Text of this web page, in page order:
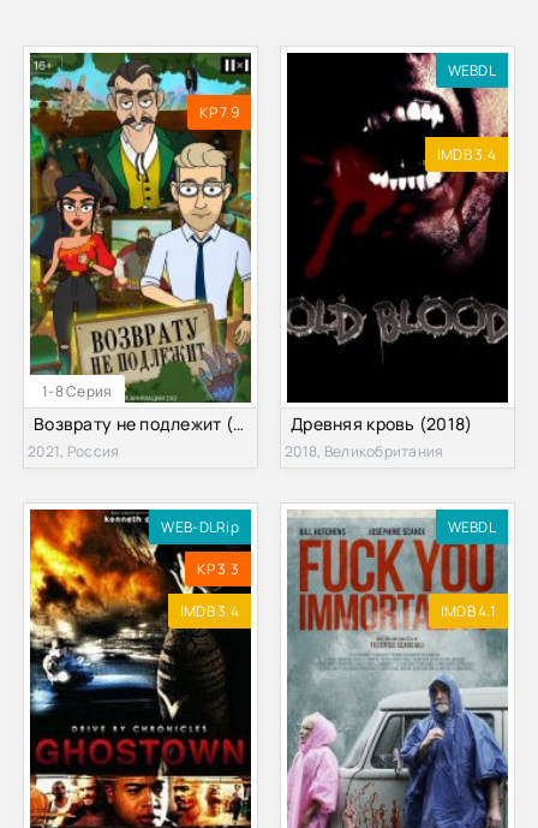
1-8 Серия
KP 7.9
Возврату не подлежит (2021)
2021, Россия
WEBDL
IMDB 3.4
Древняя кровь (2018)
2018, Великобритания
WEB-DLRip
KP 3.3
IMDB 3.4
WEBDL
IMDB 4.1